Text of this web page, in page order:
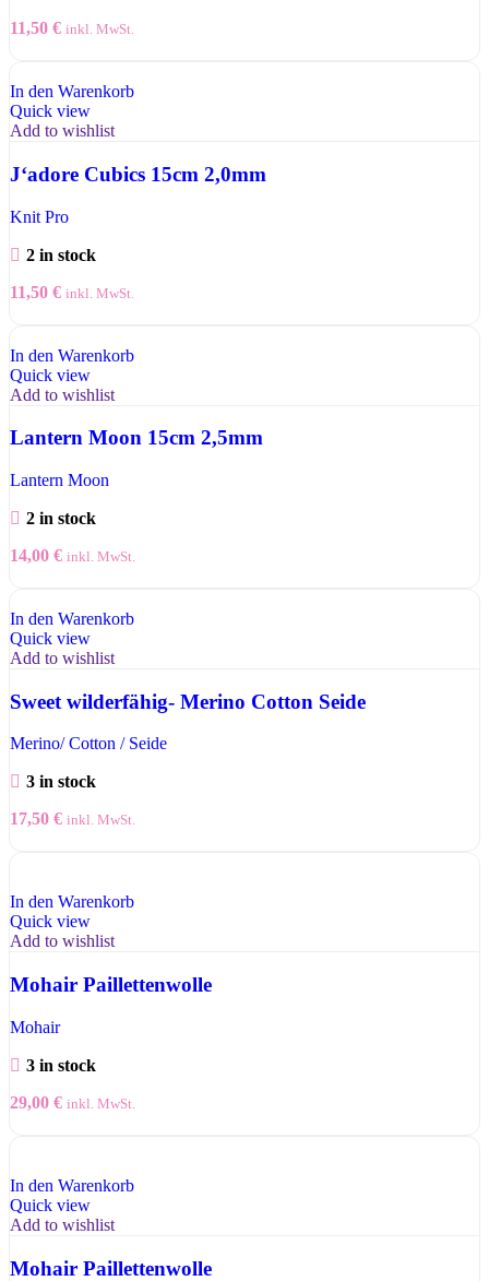
11,50 € inkl. MwSt.
In den Warenkorb
Quick view
Add to wishlist
J‘adore Cubics 15cm 2,0mm
Knit Pro
2 in stock
11,50 € inkl. MwSt.
In den Warenkorb
Quick view
Add to wishlist
Lantern Moon 15cm 2,5mm
Lantern Moon
2 in stock
14,00 € inkl. MwSt.
In den Warenkorb
Quick view
Add to wishlist
Sweet wilderfähig- Merino Cotton Seide
Merino/ Cotton / Seide
3 in stock
17,50 € inkl. MwSt.
In den Warenkorb
Quick view
Add to wishlist
Mohair Paillettenwolle
Mohair
3 in stock
29,00 € inkl. MwSt.
In den Warenkorb
Quick view
Add to wishlist
Mohair Paillettenwolle